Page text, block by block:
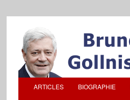
ARTICLES BIOGRAPHIE